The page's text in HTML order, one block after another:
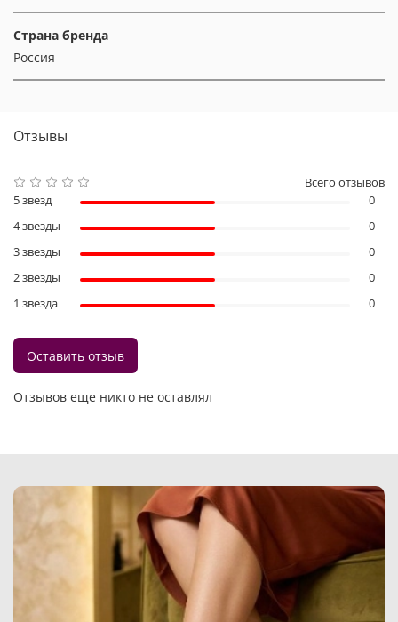
Страна бренда
Россия
Отзывы
Отзывов еще никто не оставлял
Всего отзывов
5 звезд
0
4 звезды
0
3 звезды
0
2 звезды
0
1 звезда
0
Оставить отзыв